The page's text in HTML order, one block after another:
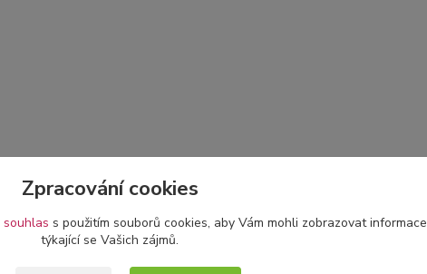
Zpracování cookies
souhlas s použitím souborů cookies, aby Vám mohli zobrazovat informace
týkající se Vašich zájmů.